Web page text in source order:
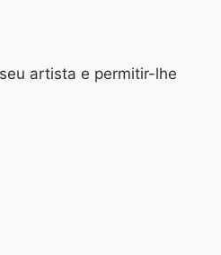
artista e permitir-lhe